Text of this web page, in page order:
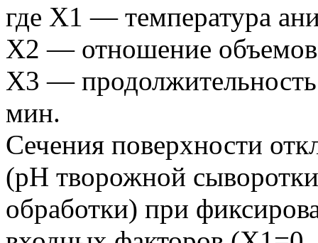
где X1 — температура
X2 — отношение
X3 —
мин.
Сечения поверхности
(pH творожной
обработки) при